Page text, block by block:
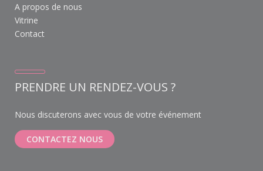
A propos de nous
Vitrine
Contact
PRENDRE UN RENDEZ-VOUS ?
Nous discuterons avec vous de votre événement
CONTACTEZ NOUS